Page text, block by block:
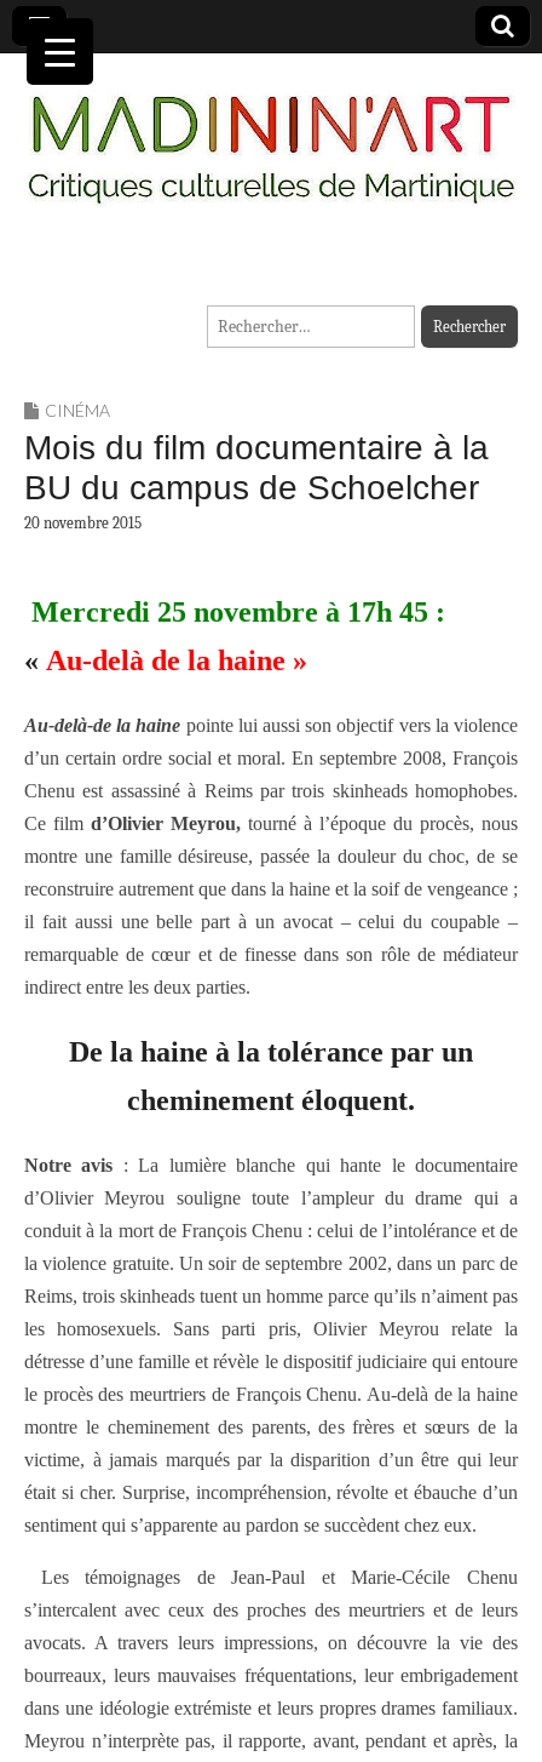
MADININ'ART
Rechercher :
CINÉMA
Mois du film documentaire à la
BU du campus de Schoelcher
20 novembre 2015
Mercredi 25 novembre à 17h 45 :
« Au-delà de la haine »
Au-delà-de la haine pointe lui aussi son objectif vers la violence
d’un certain ordre social et moral. En septembre 2008, François
Chenu est assassiné à Reims par trois skinheads homophobes.
Ce film d’Olivier Meyrou, tourné à l’époque du procès, nous
montre une famille désireuse, passée la douleur du choc, de se
reconstruire autrement que dans la haine et la soif de vengeance ;
il fait aussi une belle part à un avocat – celui du coupable –
remarquable de cœuret de finesse dans son rôle de médiateur
indirect entre les deux parties.
De la haine à la tolérance par un
cheminement éloquent.
Notre avis : La lumière blanche qui hante le documentaire
d’Olivier Meyrou souligne toute l’ampleur du drame qui a
conduit à la mort de François Chenu : celui de l’intolérance et de
la violence gratuite. Un soir de septembre 2002, dans un parc de
Reims, trois skinheads tuent un homme parce qu’ils n’aiment pas
les homosexuels. Sans parti pris, Olivier Meyrou relate la
détresse d’une famille et révèle le dispositif judiciaire qui entoure
le procès des meurtriers de François Chenu. Au-delà de la haine
montre le cheminement des parents, des frères et sœurs de la
victime, à jamais marqués par la disparition d’un être qui leur
était si cher. Surprise, incompréhension, révolte et ébauche d’un
sentiment qui s’apparente au pardon se succèdent chez eux.
Les témoignages de Jean-Paul et Marie-Cécile Chenu
s’intercalent avec ceux des proches des meurtriers et de leurs
avocats. A travers leurs impressions, on découvre la vie des
bourreaux, leurs mauvaises fréquentations, leur embrigadement
dans une idéologie extrémiste et leurs propres drames familiaux.
Meyrou n’interprète pas, il rapporte, avant, pendant et après, la